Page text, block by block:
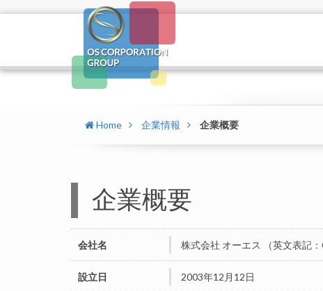
Home 企業情報 企業概要
企業概要
会社名 株式会社 オーエス （英文表記：
設立日 2003年12月12日